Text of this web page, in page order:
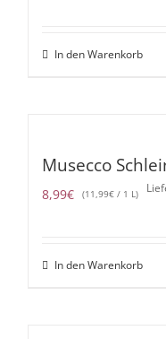
In den Warenkorb
Musecco
8,99€ (11,99€/ 1 L)
In den Warenkorb